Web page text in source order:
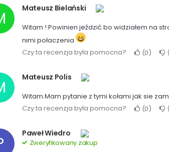
Mateusz Bielański
Witam ! Powinien jeździć bo widziałem na
nimi połaczenia
Czy ta recenzja była pomocna?
0
Mateusz Polis
Witam.Mam pytanie z tymi kołami jak sie
Czy ta recenzja była pomocna?
0
Paweł Wiedro
Zweryfikowany zakup